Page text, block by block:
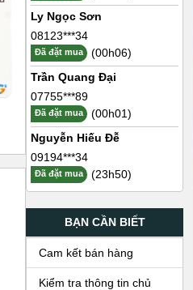
Ly Ngọc Sơn
08123***34
Đã đặt mua
(00h06)
Trần Quang Đại
07755***89
Đã đặt mua
(00h01)
Nguyễn Hiếu Đễ
09194***34
Đã đặt mua (23h50)
BẠN CẦN BIẾT
Cam kết bán hàng
Kiểm tra thông tin chủ